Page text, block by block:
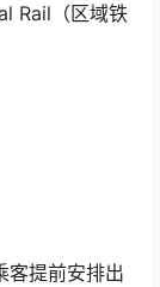
Rail（区域铁
客提前安排出